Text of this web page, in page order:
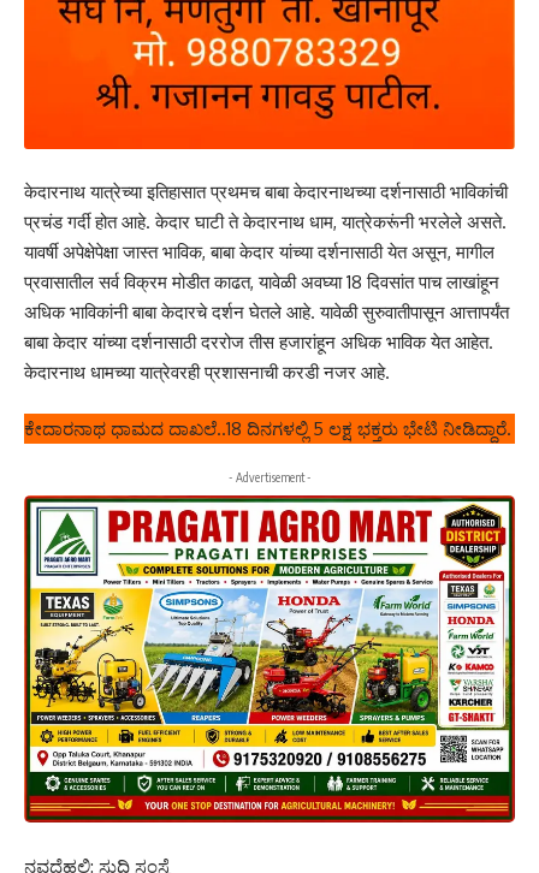
केदारनाथ यात्रेच्या इतिहासात प्रथमच बाबा केदारनाथच्या दर्शनासाठी भाविकांची
प्रचंड गर्दी होत आहे. केदार घाटी ते केदारनाथ धाम, यात्रेकरूंनी भरलेले असते.
यावर्षी अपेक्षेपेक्षा जास्त भाविक, बाबा केदार यांच्या दर्शनासाठी येत असून, मागील
प्रवासातील सर्व विक्रम मोडीत काढत, यावेळी अवघ्या 18 दिवसांत पाच लाखांहून
अधिक भाविकांनी बाबा केदारचे दर्शन घेतले आहे. यावेळी सुरुवातीपासून आत्तापर्यंत
बाबा केदार यांच्या दर्शनासाठी दररोज तीस हजारांहून अधिक भाविक येत आहेत.
केदारनाथ धामच्या यात्रेवरही प्रशासनाची करडी नजर आहे.
ಕೇದಾರನಾಥ ಧಾಮದ ದಾಖಲೆ..18 ದಿನಗಳಲ್ಲಿ 5 ಲಕ್ಷ ಭಕ್ತರು ಭೇಟಿ ನೀಡಿದ್ದಾರೆ.
- Advertisement -
ನವದೆಹಲಿ: ಸುದ್ದಿ ಸಂಸ್ಥೆ